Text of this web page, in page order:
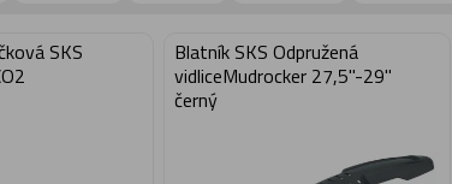
SKS
Blatník SKS Odpružená
vidliceMudrocker 27,5"-29"
černý